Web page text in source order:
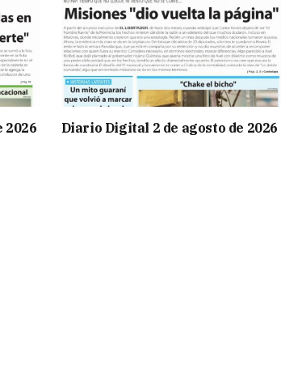
2026 Diario Digital 2 de agosto de 2026